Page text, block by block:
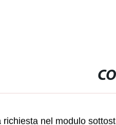
nel modulo